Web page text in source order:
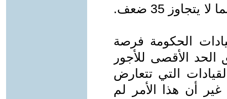
الأقصى للأجور و ربطه بالحد الأدنى وبما لا يتجاوز 35 ضعف.
الحكومة فرصة
الحد الأقصى للأجور
التي تتعارض
أن هذا الأمر لم